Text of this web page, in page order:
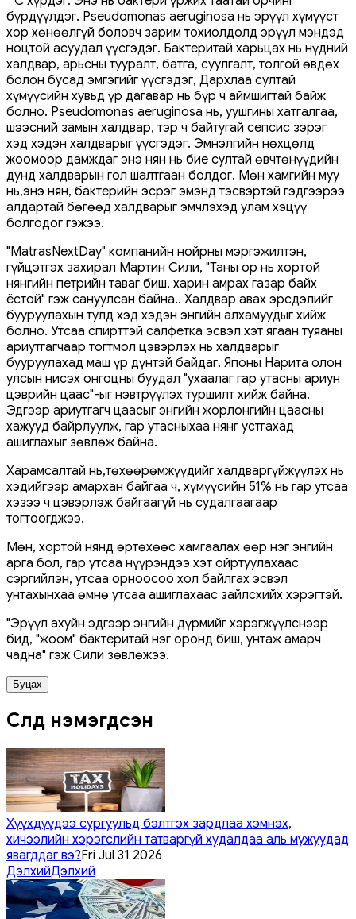
бүрдүүлдэг. Pseudomonas aeruginosa нь эрүүл хүмүүст
хор хөнөөлгүй боловч зарим тохиолдолд эрүүл мэндэд
ноцтой асуудал үүсгэдэг. Бактеритай харьцах нь нүдний
халдвар, арьсны тууралт, батга, суулгалт, толгой өвдөх
болон бусад эмгэгийг үүсгэдэг, Дархлаа султай
хүмүүсийн хувьд үр дагавар нь бүр ч аймшигтай байж
болно. Pseudomonas aeruginosa нь, уушгины хатгалгаа,
шээсний замын халдвар, тэр ч байтугай сепсис зэрэг
хэд хэдэн халдварыг үүсгэдэг. Эмнэлгийн нөхцөлд
жоомоор дамждаг энэ нян нь бие султай өвчтөнүүдийн
дунд халдварын гол шалтгаан болдог. Мөн хамгийн муу
нь,энэ нян, бактерийн эсрэг эмэнд тэсвэртэй гэдгээрээ
алдартай бөгөөд халдварыг эмчлэхэд улам хэцүү
болгодог гэжээ.
"MatrasNextDay" компанийн нойрны мэргэжилтэн,
гүйцэтгэх захирал Мартин Сили, "Таны ор нь хортой
нянгийн петрийн таваг биш, харин амрах газар байх
ёстой" гэж сануулсан байна.. Халдвар авах эрсдэлийг
бууруулахын тулд хэд хэдэн энгийн алхамуудыг хийж
болно. Утсаа спирттэй салфетка эсвэл хэт ягаан туяаны
ариутгагчаар тогтмол цэвэрлэх нь халдварыг
бууруулахад маш үр дүнтэй байдаг. Японы Нарита олон
улсын нисэх онгоцны буудал "ухаалаг гар утасны ариун
цэврийн цаас"-ыг нэвтрүүлэх туршилт хийж байна.
Эдгээр ариутгагч цаасыг энгийн жорлонгийн цаасны
хажууд байрлуулж, гар утасныхаа нянг устгахад
ашиглахыг зөвлөж байна.
Харамсалтай нь,төхөөрөмжүүдийг халдваргүйжүүлэх нь
хэдийгээр амархан байгаа ч, хүмүүсийн 51% нь гар утсаа
хэзээ ч цэвэрлэж байгаагүй нь судалгаагаар
тогтоогджээ.
Мөн, хортой нянд өртөхөөс хамгаалах өөр нэг энгийн
арга бол, гар утсаа нүүрэндээ хэт ойртуулахаас
сэргийлэн, утсаа орноосоо хол байлгах эсвэл
унтахынхаа өмнө утсаа ашиглахаас зайлсхийх хэрэгтэй.
"Эрүүл ахуйн эдгээр энгийн дүрмийг хэрэгжүүлснээр
бид, "жоом" бактеритай нэг оронд биш, унтаж амарч
чадна" гэж Сили зөвлөжээ.
Буцах
Сүүлд нэмэгдсэн
Хүүхдүүдээ сургуульд бэлтгэх зардлаа хэмнэх,
хичээлийн хэрэгслийн татваргүй худалдаа аль мужуудад
явагддаг вэ?Fri Jul 31 2026
ДэлхийДэлхий